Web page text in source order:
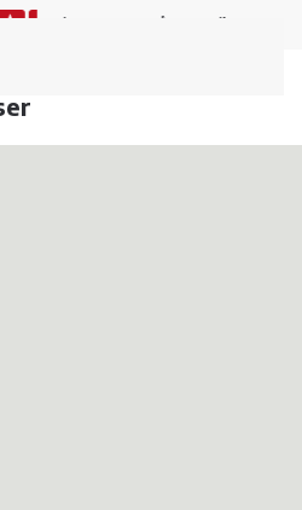
Vi scorer 4.9 på Trustpilot